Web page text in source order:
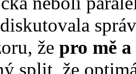
že pro mě
split, že